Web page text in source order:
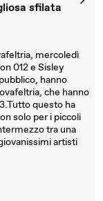
sfilata
mercoledì
012 e Sisley
hanno
che hanno
questo ha
solo per i piccoli
tra una
artisti